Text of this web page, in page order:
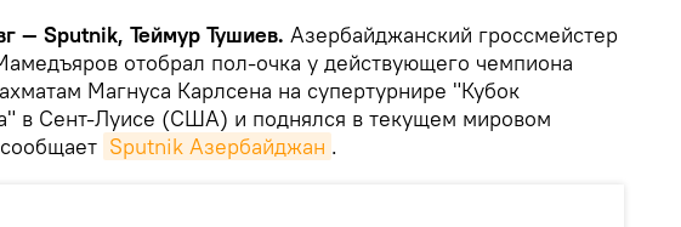
— Sputnik, Теймур Тушиев. Азербайджанский гроссмейстер
отобрал пол-очка у действующего чемпиона
Магнуса Карлсена на супертурнире "Кубок
в Сент-Луисе (США) и поднялся в текущем мировом
Sputnik Азербайджан .